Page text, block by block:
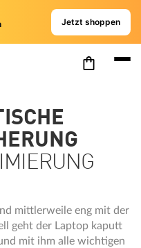
Jetzt shoppen
mittlerweile eng mit der
geht der Laptop kaputt
mit ihm alle wichtigen